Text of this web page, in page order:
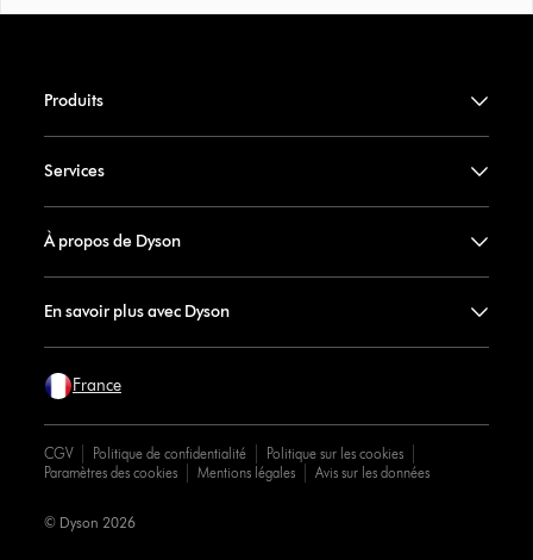
Produits
Services
À propos de Dyson
En savoir plus avec Dyson
France
CGV Politique de confidentialité
Politique sur les cookies
Paramètres des cookies
Mentions légales Avis sur les données
© Dyson 2026